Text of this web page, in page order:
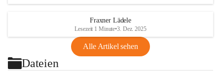
Fraxner Lädele
Lesezeit 1 Minute•3. Dez. 2025
Alle Artikel sehen
Dateien